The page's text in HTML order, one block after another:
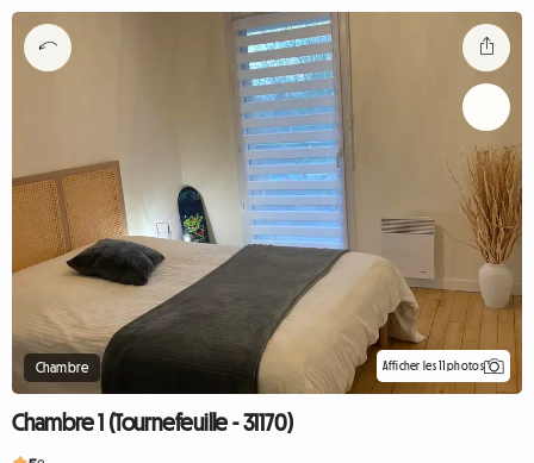
Chambre Afficher les 11 photos
Chambre 1 (Tournefeuille - 31170)